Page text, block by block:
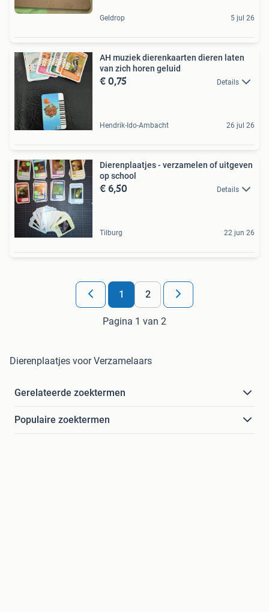
Geldrop 5 jul 26
AH muziek dierenkaarten dieren laten
van zich horen geluid
€ 0,75 Details
Hendrik-Ido-Ambacht 26 jul 26
Dierenplaatjes - verzamelen of uitgeven
op school
€ 6,50 Details
Tilburg 22 jun 26
1 2
Pagina 1 van 2
Dierenplaatjes voor Verzamelaars
Gerelateerde zoektermen
Populaire zoektermen